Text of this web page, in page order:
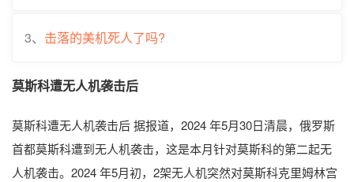
3、 击落的美机死人了吗?
莫斯科遭无人机袭击后
莫斯科遭无人机袭击后 据报道，2024 年5月30日清晨，俄罗斯
首都莫斯科遭到无人机袭击，这是本月针对莫斯科的第二起无
人机袭击。2024 年5月初，2架无人机突然对莫斯科克里姆林宫